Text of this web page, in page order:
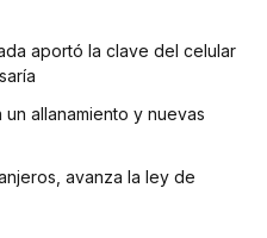
aportó la clave del celular
allanamiento y nuevas
avanza la ley de